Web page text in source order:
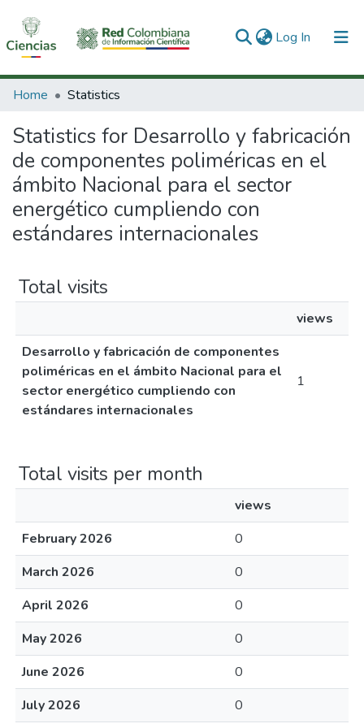
Log In (current)
Communities & Collections
All of DSpace
Home Statistics
Statistics for Desarrollo y fabricación
de componentes poliméricas en el
ámbito Nacional para el sector
energético cumpliendo con
estándares internacionales
Total visits
views
Desarrollo y fabricación de componentes
poliméricas en el ámbito Nacional para el
sector energético cumpliendo con
estándares internacionales
1
Total visits per month
views
February 2026
0
March 2026
0
April 2026
0
May 2026
0
June 2026
0
July 2026
0